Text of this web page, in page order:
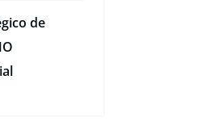
de